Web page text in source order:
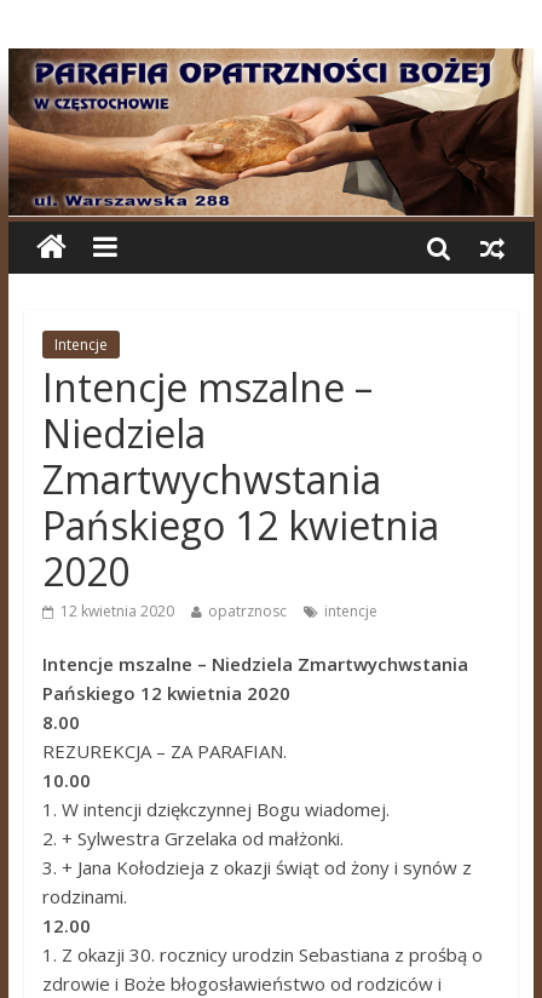
Intencje
Intencje mszalne –
Niedziela
Zmartwychwstania
Pańskiego 12 kwietnia
2020
12 kwietnia 2020 opatrznosc intencje
Intencje mszalne – Niedziela Zmartwychwstania
Pańskiego 12 kwietnia 2020
8.00
REZUREKCJA – ZA PARAFIAN.
10.00
1. W intencji dziękczynnej Bogu wiadomej.
2. + Sylwestra Grzelaka od małżonki.
3. + Jana Kołodzieja z okazji świąt od żony i synów z
rodzinami.
12.00
1. Z okazji 30. rocznicy urodzin Sebastiana z prośbą o
zdrowie i Boże błogosławieństwo od rodziców i